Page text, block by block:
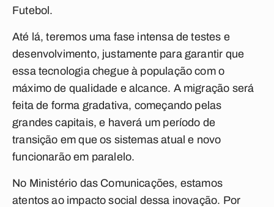
Futebol.
Até lá, teremos uma fase intensa de testes e
desenvolvimento, justamente para garantir que
essa tecnologia chegue à população com o
máximo de qualidade e alcance. A migração será
feita de forma gradativa, começando pelas
grandes capitais, e haverá um período de
transição em que os sistemas atual e novo
funcionarão em paralelo.
No Ministério das Comunicações, estamos
atentos ao impacto social dessa inovação. Por